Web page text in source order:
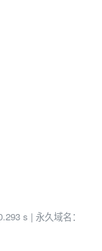
s | 永久域名：